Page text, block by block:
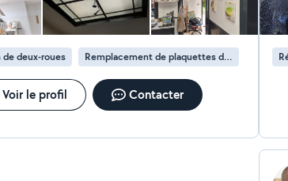
de deux-roues Remplacement de plaquettes de freins de deux-roues
Voir le profil Contacter
Je